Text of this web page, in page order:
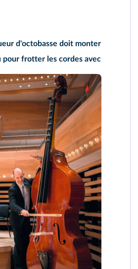
d'octobasse doit monter
pour frotter les cordes avec